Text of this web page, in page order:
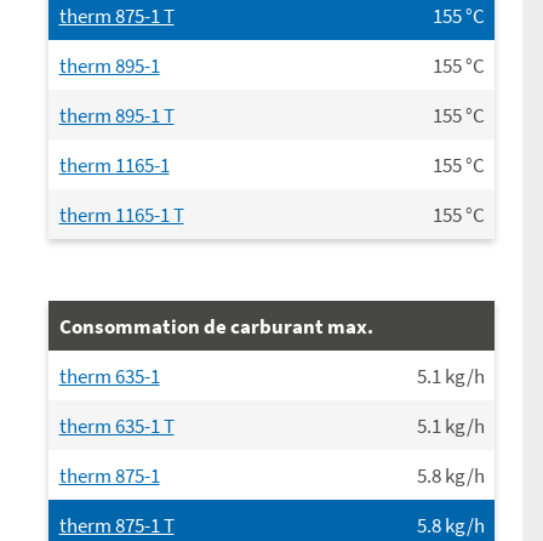
therm 875-1 T
155°C
therm 895-1
155°C
therm 895-1 T
155°C
therm 1165-1
155°C
therm 1165-1 T
155°C
Consommation de carburant max.
therm 635-1
5.1kg/h
therm 635-1 T
5.1kg/h
therm 875-1
5.8kg/h
therm 875-1 T
5.8kg/h